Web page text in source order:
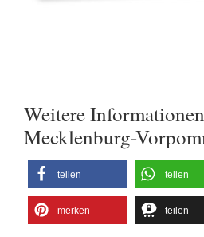
Weitere
Mecklenburg-
teilen teilen
merken teilen